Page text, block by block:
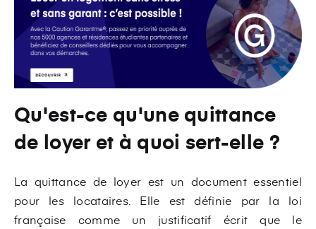
Qu'est-ce qu'une quittance
de loyer et à quoi sert-elle ?
La quittance de loyer est un document essentiel
pour les locataires. Elle est définie par la loi
française comme un justificatif écrit que le